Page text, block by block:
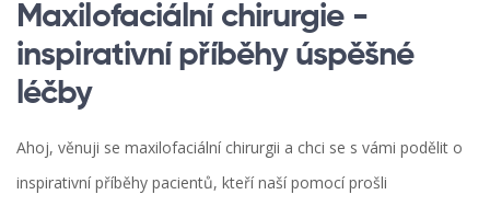
Maxilofaciální chirurgie -
inspirativní příběhy úspěšné
léčby
Ahoj, věnuji se maxilofaciální chirurgii a chci se s vámi podělit o
inspirativní příběhy pacientů, kteří naší pomocí prošli